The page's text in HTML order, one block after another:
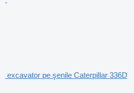
excavator pe şenile Caterpillar 336D